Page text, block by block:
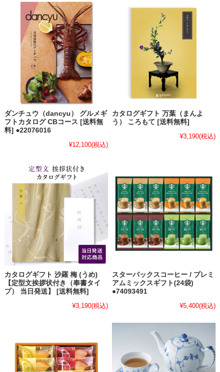
ダンチュウ（dancyu） グルメギ
フトカタログ CBコース [送料無
料] ●22076016
¥12,100(税込)
カタログギフト 万葉（まんよ
う） ころもて [送料無料]
¥3,190(税込)
カタログギフト 沙羅 梅 (うめ)
【定型文挨拶状付き（奉書タイ
プ） 当日発送】 [送料無料]
¥3,190(税込)
スターバックスコーヒー / プレミ
アムミックスギフト(24袋)
●74093491
¥5,400(税込)